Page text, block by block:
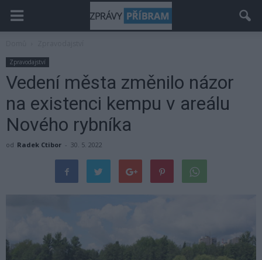
Zpravodajství
Vedení města změnilo názor
na existenci kempu v areálu
Nového rybníka
od Radek Ctibor - 30. 5. 2022